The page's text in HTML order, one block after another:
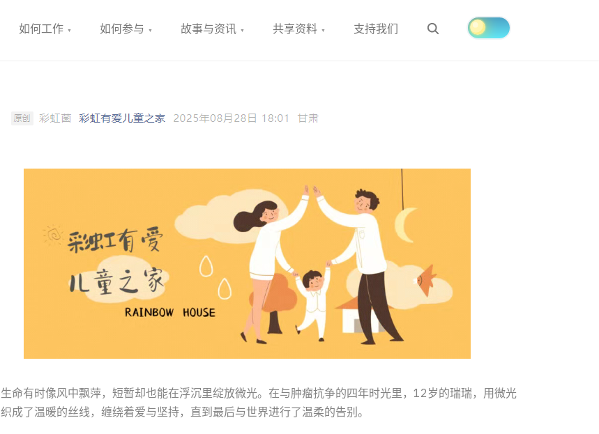
如何工作 如何参与 故事与资讯 共享资料 支持我们 Search
生命有时像风中飘萍，短暂却也能在浮沉里绽放微光。在与肿瘤抗争的四年时光里，12岁的瑞瑞，用微光
织成了温暖的丝线，缠绕着爱与坚持，直到最后与世界进行了温柔的告别。